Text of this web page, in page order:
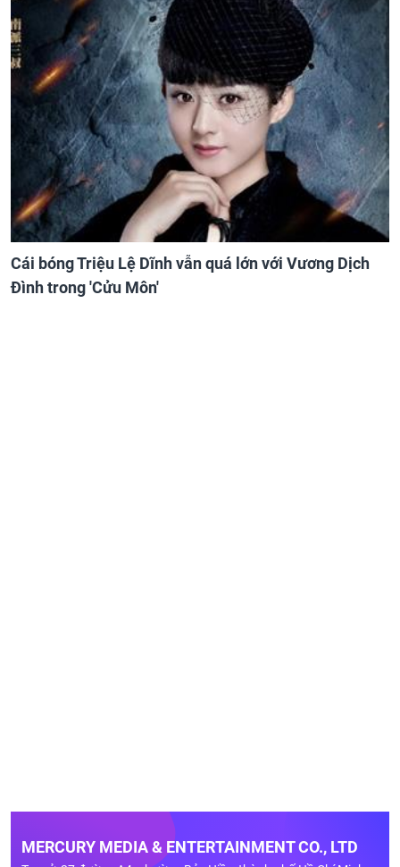
Cái bóng Triệu Lệ Dĩnh vẫn quá lớn với Vương Dịch
Đình trong 'Cửu Môn'
MERCURY MEDIA & ENTERTAINMENT CO., LTD